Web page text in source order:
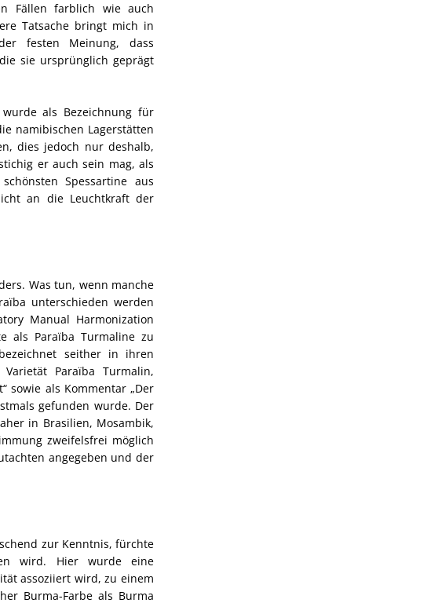
Fällen farblich wie auch
Tatsache bringt mich in
festen Meinung, dass
sie ursprünglich geprägt
als Bezeichnung für
namibischen Lagerstätten
dies jedoch nur deshalb,
er auch sein mag, als
Spessartine aus
an die Leuchtkraft der
Was tun, wenn manche
unterschieden werden
Manual Harmonization
als Paraïba Turmaline zu
seither in ihren
Paraïba Turmalin,
sowie als Kommentar „Der
gefunden wurde. Der
in Brasilien, Mosambik,
zweifelsfrei möglich
angegeben und der
zur Kenntnis, fürchte
wird. Hier wurde eine
assoziiert wird, zu einem
Burma-Farbe als Burma